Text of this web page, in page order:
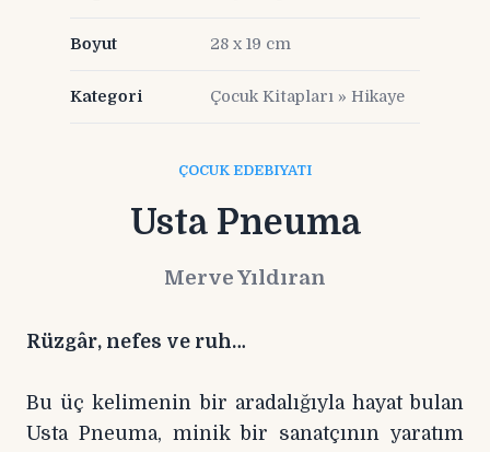
Boyut 28 x 19 cm
Kategori Çocuk Kitapları » Hikaye
ÇOCUK EDEBIYATI
Usta Pneuma
Merve Yıldıran
Rüzgâr, nefes ve ruh…
Bu üç kelimenin bir aradalığıyla hayat bulan
Usta Pneuma, minik bir sanatçının yaratım